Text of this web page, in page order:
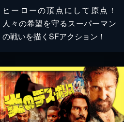
ヒーローの頂点にして原点！
人々の希望を守るスーパーマン
の戦いを描くSFアクション！